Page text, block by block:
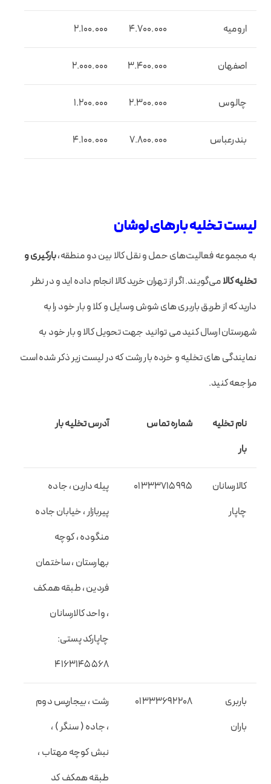
ارومیه 4.700.000
2.100.000
اصفهان 3.400.000
2.000.000
چالوس 2.300.000
1.200.000
بندرعباس 7.800.000
4.100.000
لیست تخلیه بارهای لوشان
به مجموعه فعالیت‌های حمل و نقل کالا بین دو منطقه،بارگیری و
تخلیه کالامی‌گویند. اگر از تهران خرید کالا انجام داده اید و در نظر
دارید که از طریق باربری های شوش وسایل و کلا و بار خود را به
شهرستان ارسال کنید می توانید جهت تحویل کالا و بار خود به
نمایندگی های تخلیه و خرده بار رشت که در لیست زیر ذکر شده است
مراجعه کنید.
نام تخلیه
بار
شماره تماس آدرس تخلیه بار
کالارسانان
چاپار
01333715995
پیله داربن ، جاده
پیربازار ، خیابان جاده
منگوده ، کوچه
بهارستان ، ساختمان
فردین ، طبقه همکف
، واحد کالارسانان
چاپارکد پستی:
۴۱۶۳۱۴۵۵۶۸
باربری
باران
01333692208
رشت ، بیجارپس دوم
، جاده ( سنگر ) ،
نبش کوچه مهتاب ،
طبقه همکف کد